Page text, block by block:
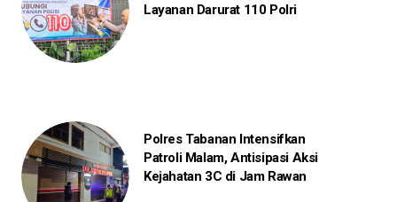
Layanan Darurat 110 Polri
Polres Tabanan Intensifkan
Patroli Malam, Antisipasi Aksi
Kejahatan 3C di Jam Rawan